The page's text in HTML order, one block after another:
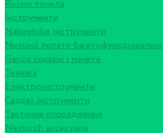
Ruixin точила
Інструменти
Naturehike інструменти
Nextool лопати багатофункціональні
Ganzo сокири і мачете
Техніка
Електроінструменти
Садові інструменти
Тактичне спорядження
Nextorch аксесуари